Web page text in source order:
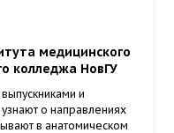
медицинского
колледжа НовГУ
и
о направлениях
в анатомическом